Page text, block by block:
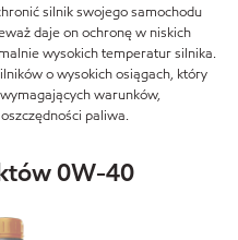
silnik swojego samochodu
daje on ochronę w niskich
wysokich temperatur silnika.
o wysokich osiągach, który
warunków,
paliwa.
0W-40